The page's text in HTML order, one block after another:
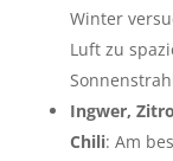
Winter
Luft zu
Ingwer,
Chili: Am